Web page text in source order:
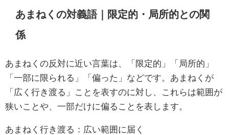
あまねくの対義語｜限定的・局所的との関
係
あまねくの反対に近い言葉は、「限定的」「局所的」
「一部に限られる」「偏った」などです。あまねくが
「広く行き渡る」ことを表すのに対し、これらは範囲が
狭いことや、一部だけに偏ることを表します。
あまねく行き渡る：広い範囲に届く